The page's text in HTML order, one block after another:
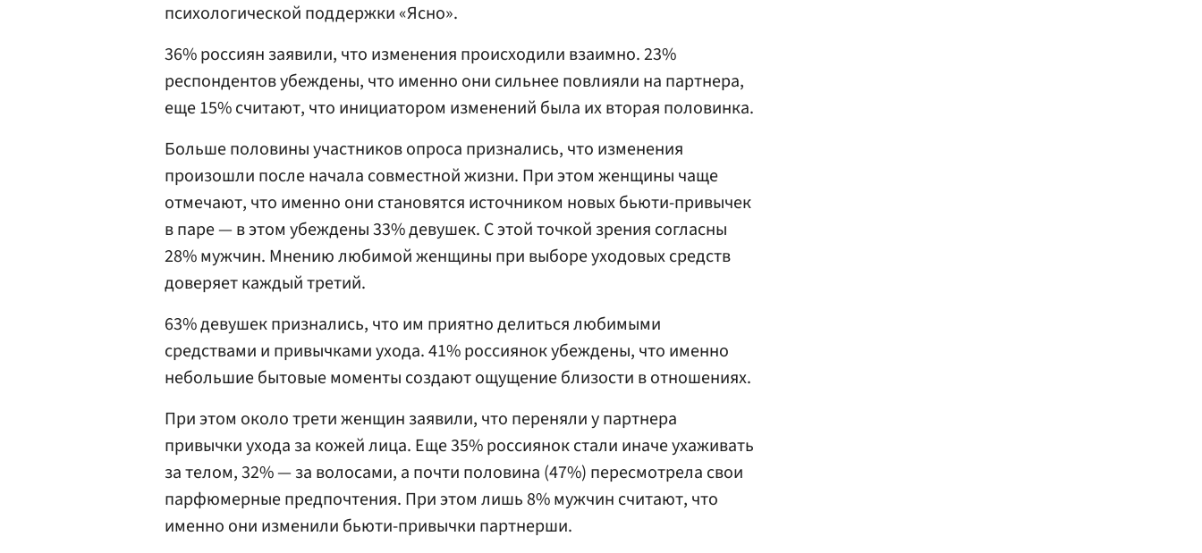
психологической поддержки «Ясно».
36% россиян заявили, что изменения происходили взаимно. 23%
респондентов убеждены, что именно они сильнее повлияли на партнера,
еще 15% считают, что инициатором изменений была их вторая половинка.
Больше половины участников опроса признались, что изменения
произошли после начала совместной жизни. При этом женщины чаще
отмечают, что именно они становятся источником новых бьюти-привычек
в паре — в этом убеждены 33% девушек. С этой точкой зрения согласны
28% мужчин. Мнению любимой женщины при выборе уходовых средств
доверяет каждый третий.
63% девушек признались, что им приятно делиться любимыми
средствами и привычками ухода. 41% россиянок убеждены, что именно
небольшие бытовые моменты создают ощущение близости в отношениях.
При этом около трети женщин заявили, что переняли у партнера
привычки ухода за кожей лица. Еще 35% россиянок стали иначе ухаживать
за телом, 32% — за волосами, а почти половина (47%) пересмотрела свои
парфюмерные предпочтения. При этом лишь 8% мужчин считают, что
именно они изменили бьюти-привычки партнерши.